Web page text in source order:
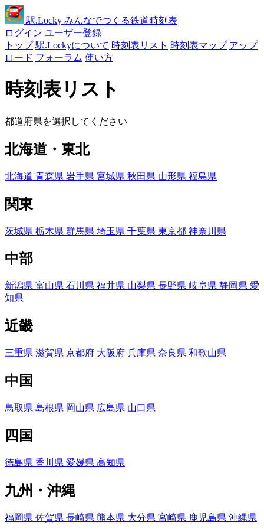
駅.Locky みんなでつくる鉄道時刻表
ログイン ユーザー登録
トップ 駅.Lockyについて 時刻表リスト 時刻表マップ アップ
ロード フォーラム 使い方
時刻表リスト
都道府県を選択してください
北海道・東北
北海道 青森県 岩手県 宮城県 秋田県 山形県 福島県
関東
茨城県 栃木県 群馬県 埼玉県 千葉県 東京都 神奈川県
中部
新潟県 富山県 石川県 福井県 山梨県 長野県 岐阜県 静岡県 愛
知県
近畿
三重県 滋賀県 京都府 大阪府 兵庫県 奈良県 和歌山県
中国
鳥取県 島根県 岡山県 広島県 山口県
四国
徳島県 香川県 愛媛県 高知県
九州・沖縄
福岡県 佐賀県 長崎県 熊本県 大分県 宮崎県 鹿児島県 沖縄県